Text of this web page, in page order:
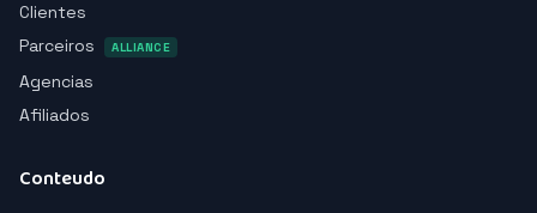
Clientes
Parceiros
ALLIANCE
Agencias
Afiliados
Conteudo